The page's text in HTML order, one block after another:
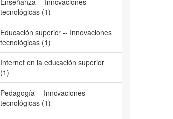
Enseñanza -- Innovaciones
tecnológicas (1)
Educación superior -- Innovaciones
tecnológicas (1)
Internet en la educación superior
(1)
Pedagogía -- Innovaciones
tecnológicas (1)